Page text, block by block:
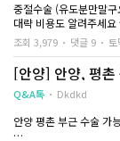
임신증상인줄도 모르고
건강한 아이가 태어날거
다음번에는 꼭 준비 잘
언제 찾아올지 모르는
늘 몸이 약해서 감기도
어제 보내준 아가에게는
이 들더라구요.
중절수술 (유도분만말
대략 비용도 알려주세
계시면 저좀 도와주세요
조회 3,979 댓글 9 토
[안양] 안양, 평촌
Q&A톡 Dkdkd
안양 평촌 부근 수술 가